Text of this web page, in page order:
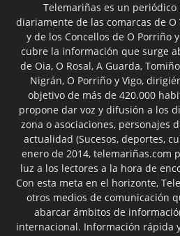
Telemariñas es un
diariamente de las comarcas de
y de los Concellos de O Porriño
cubre la información que surge
de Oia, O Rosal, A Guarda,
Nigrán, O Porriño y Vigo,
objetivo de más de 420.000
propone dar voz y difusión a los
zona o asociaciones, personajes
actualidad (Sucesos, deportes,
enero de 2014, telemariñas.com
luz a los lectores a la hora de
Con esta meta en el horizonte,
otros medios de comunicación
abarcar ámbitos de
internacional. Información rápida